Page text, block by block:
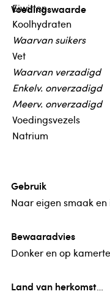
Voedingswaarde
Eiwitten
Koolhydraten
Waarvan suikers
Vet
Waarvan verzadigd
Enkelv. onverzadigd
Meerv. onverzadigd
Voedingsvezels
Natrium
Gebruik
Naar eigen smaak
Bewaaradvies
Donker en op
Land van herkomst